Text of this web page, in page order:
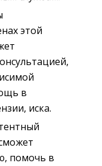
этой
в
иска.
помочь в